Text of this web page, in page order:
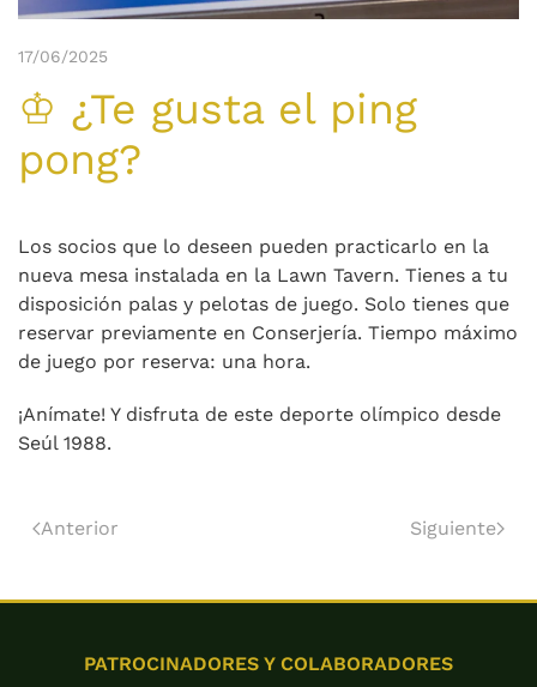
17/06/2025
♔ ¿Te gusta el ping
pong?
Los socios que lo deseen pueden practicarlo en la
nueva mesa instalada en la Lawn Tavern. Tienes a tu
disposición palas y pelotas de juego. Solo tienes que
reservar previamente en Conserjería. Tiempo máximo
de juego por reserva: una hora.
¡Anímate! Y disfruta de este deporte olímpico desde
Seúl 1988.
Anterior Siguiente
PATROCINADORES Y COLABORADORES